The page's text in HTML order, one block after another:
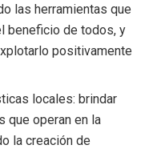
las herramientas que
beneficio de todos, y
positivamente
locales: brindar
que operan en la
la creación de